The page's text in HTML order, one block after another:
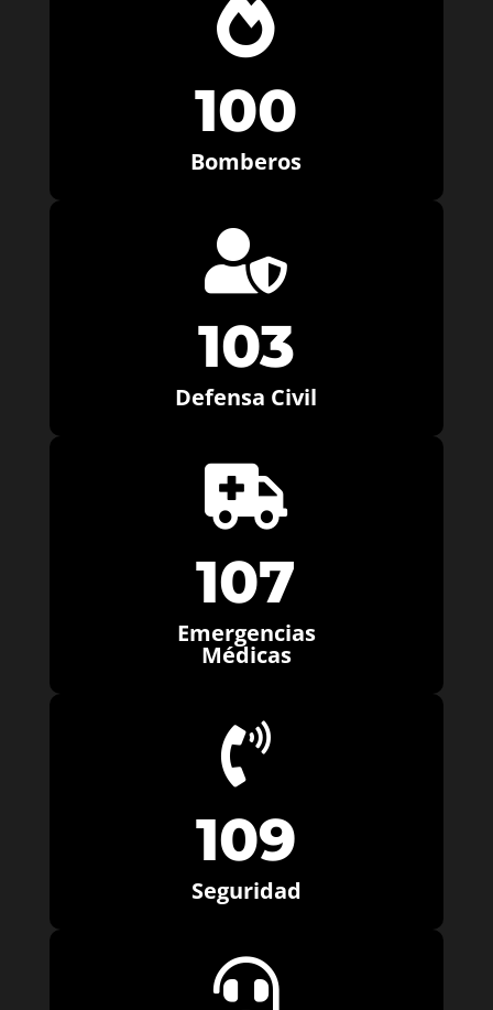

100
Bomberos

103
Defensa Civil

107
Emergencias
Médicas

109
Seguridad
